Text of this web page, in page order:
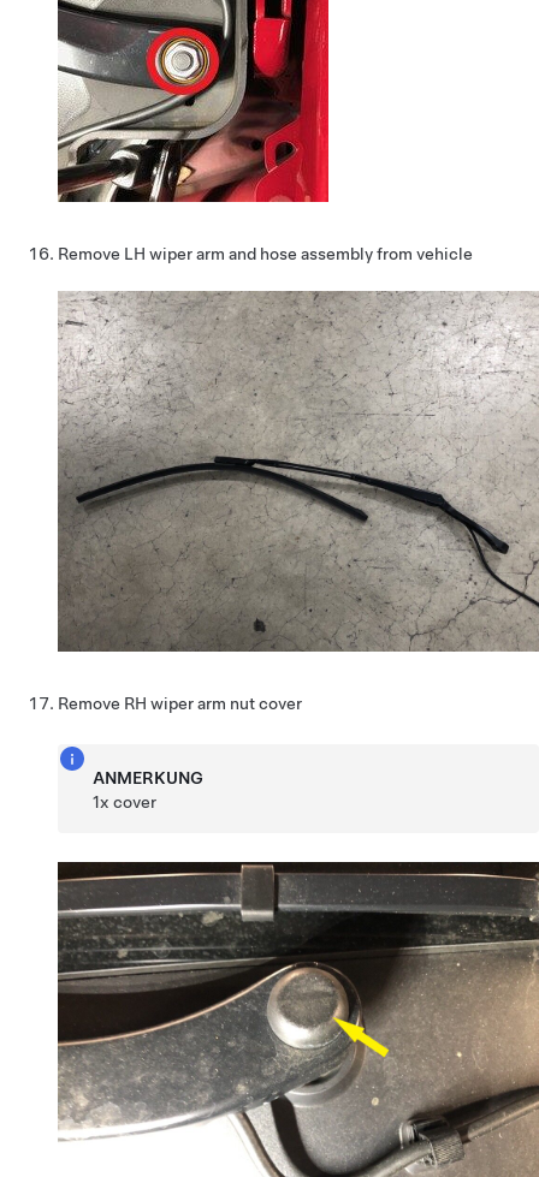
Remove LH wiper arm and hose assembly from vehicle
Remove RH wiper arm nut cover
ANMERKUNG
1x cover